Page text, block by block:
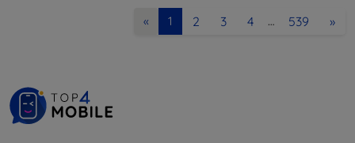
« 1 2 3 4 … 539 »